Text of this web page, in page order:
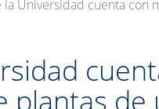
la Universidad cuenta con
plantas de